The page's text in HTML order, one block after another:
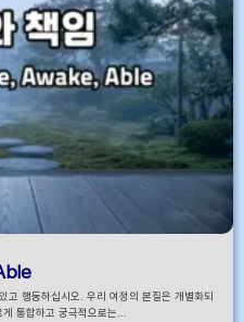
행동하십시오. 우리 여정의 본질은 개별화되
통합하고 궁극적으로는...